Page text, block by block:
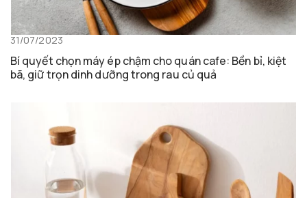
31/07/2023
Bí quyết chọn máy ép chậm cho quán cafe: Bền bỉ, kiệt
bã, giữ trọn dinh dưỡng trong rau củ quả